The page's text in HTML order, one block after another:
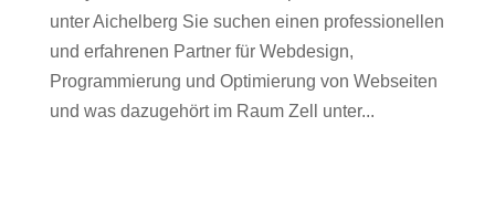
unter Aichelberg Sie suchen einen professionellen
und erfahrenen Partner für Webdesign,
Programmierung und Optimierung von Webseiten
und was dazugehört im Raum Zell unter...